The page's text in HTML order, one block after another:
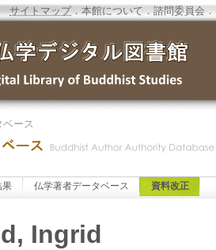
サイトマップ．本館について ．諮問委員会 ．
ース
果 仏学著者データベース 資料改正
Ingrid